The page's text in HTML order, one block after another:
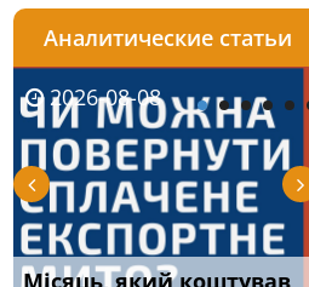
2026-08-06
Якщо суд встановив для
Аналитические статьи
2026-08-08
Місяць, який коштував
2026-08-05
Чи потрібна ФОП